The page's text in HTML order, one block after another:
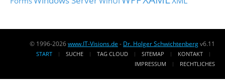
© 1996-2026www.IT-Visions.de - Dr. Holger Schwichtenbergv6.11
START SUCHE TAG CLOUD SITEMAP
KONTAKT
IMPRESSUM
RECHTLICHES